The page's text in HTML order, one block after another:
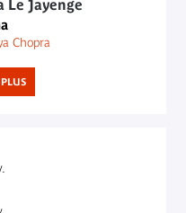
Le Jayenge
Chopra